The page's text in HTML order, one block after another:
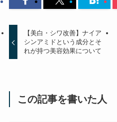
【美白・シワ改善】ナイア
シンアミドという成分とそ
れが持つ美容効果について
この記事を書いた人